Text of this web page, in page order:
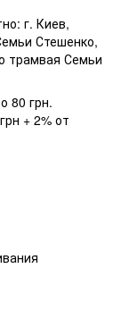
г. Киев,
Стешенко,
трамвая Семьи
80 грн.
+ 2% от